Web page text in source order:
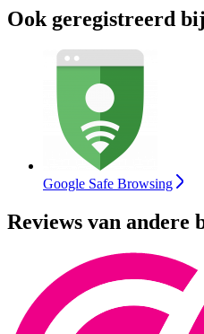
Ook geregistreerd bij
Google Safe Browsing
Reviews van andere